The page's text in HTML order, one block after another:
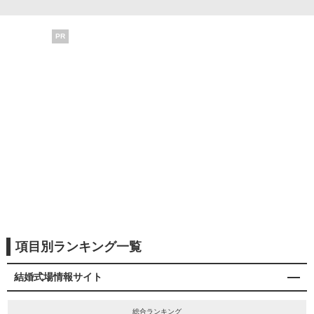
PR
項目別ランキング一覧
結婚式場情報サイト
総合ランキング